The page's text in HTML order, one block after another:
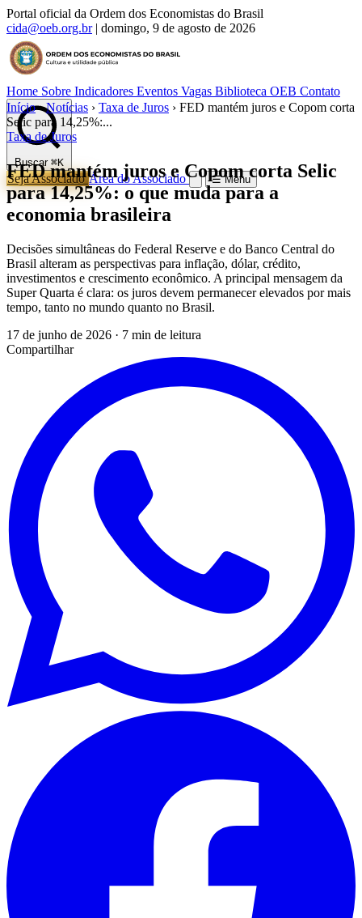
Portal oficial da Ordem dos Economistas do Brasil
cida@oeb.org.br | domingo, 9 de agosto de 2026
Home Sobre Indicadores Eventos Vagas Biblioteca OEB Contato
Buscar ⌘K
Seja AssociadoÁrea do Associado ☰ Menu
Início › Notícias › Taxa de Juros › FED mantém juros e Copom corta
Selic para 14,25%:...
Taxa de Juros
FED mantém juros e Copom corta Selic
para 14,25%: o que muda para a
economia brasileira
Decisões simultâneas do Federal Reserve e do Banco Central do
Brasil alteram as perspectivas para inflação, dólar, crédito,
investimentos e crescimento econômico. A principal mensagem da
Super Quarta é clara: os juros devem permanecer elevados por mais
tempo, tanto no mundo quanto no Brasil.
17 de junho de 2026 · 7 min de leitura
Compartilhar